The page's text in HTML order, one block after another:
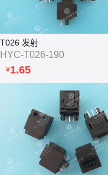
T026 发射
HYC-T026-190
¥1.65